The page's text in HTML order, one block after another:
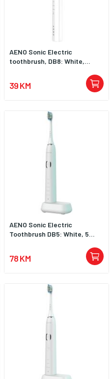
AENO Sonic Electric
toothbrush, DB8: White,...
39 KM
AENO Sonic Electric
Toothbrush DB5: White, 5...
78 KM